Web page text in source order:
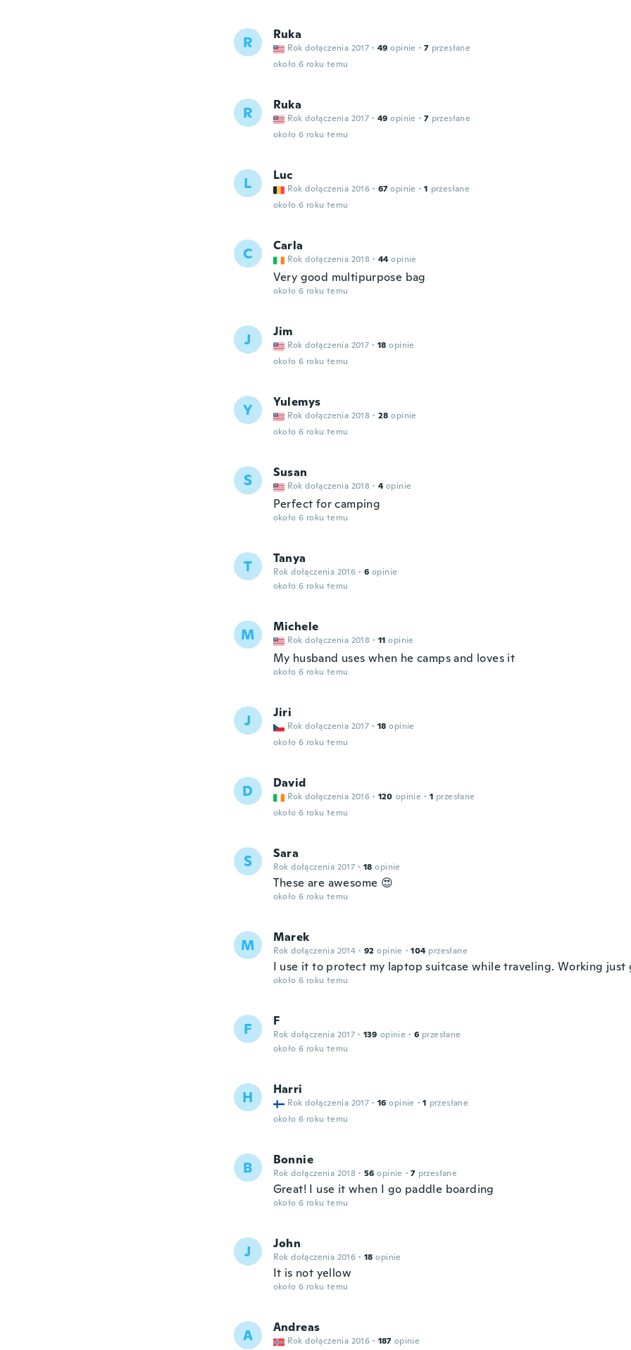
R Ruka
Rok dołączenia 2017 · 49 opinie · 7 przesłane
około 6 roku temu
R Ruka
Rok dołączenia 2017 · 49 opinie · 7 przesłane
około 6 roku temu
L Luc
Rok dołączenia 2016 · 67 opinie · 1 przesłane
około 6 roku temu
C Carla
Rok dołączenia 2018 · 44 opinie
Very good multipurpose bag
około 6 roku temu
J Jim
Rok dołączenia 2017 · 18 opinie
około 6 roku temu
Y Yulemys
Rok dołączenia 2018 · 28 opinie
około 6 roku temu
S Susan
Rok dołączenia 2018 · 4 opinie
Perfect for camping
około 6 roku temu
T Tanya
Rok dołączenia 2016 · 6 opinie
około 6 roku temu
M Michele
Rok dołączenia 2018 · 11 opinie
My husband uses when he camps and loves it
około 6 roku temu
J Jiri
Rok dołączenia 2017 · 18 opinie
około 6 roku temu
D David
Rok dołączenia 2016 · 120 opinie · 1 przesłane
około 6 roku temu
S Sara
Rok dołączenia 2017 · 18 opinie
These are awesome 😍
około 6 roku temu
M Marek
Rok dołączenia 2014 · 92 opinie · 104 przesłane
I use it to protect my laptop suitcase while traveling. Working just
około 6 roku temu
F F
Rok dołączenia 2017 · 139 opinie · 6 przesłane
około 6 roku temu
H Harri
Rok dołączenia 2017 · 16 opinie · 1 przesłane
około 6 roku temu
B Bonnie
Rok dołączenia 2018 · 56 opinie · 7 przesłane
Great! I use it when I go paddle boarding
około 6 roku temu
J John
Rok dołączenia 2016 · 18 opinie
It is not yellow
około 6 roku temu
A Andreas
Rok dołączenia 2016 · 187 opinie